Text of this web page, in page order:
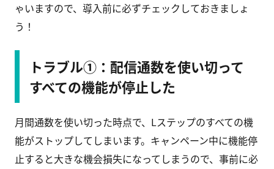
ゃいますので、導入前に必ずチェックしておきましょ
う！
トラブル①：配信通数を使い切って
すべての機能が停止した
月間通数を使い切った時点で、Lステップのすべての機
能がストップしてしまいます。キャンペーン中に機能停
止すると大きな機会損失になってしまうので、事前に必